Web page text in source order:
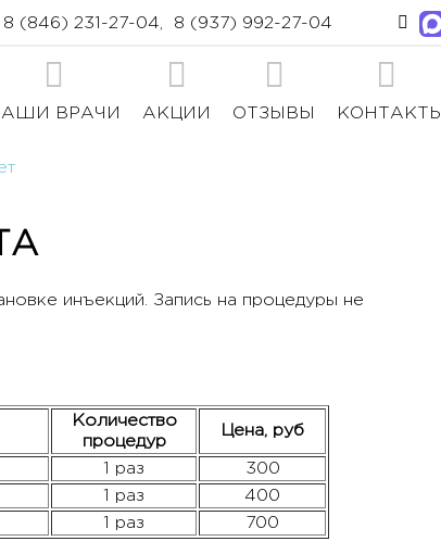
8 (846) 231-27-04, 8 (937) 992-27-04
ВРАЧИ АКЦИИ ОТЗЫВЫ КОНТАКТЫ
инъекций. Запись на процедуры не
Количество
процедур
Цена, руб
1 раз
300
1 раз
400
1 раз 700